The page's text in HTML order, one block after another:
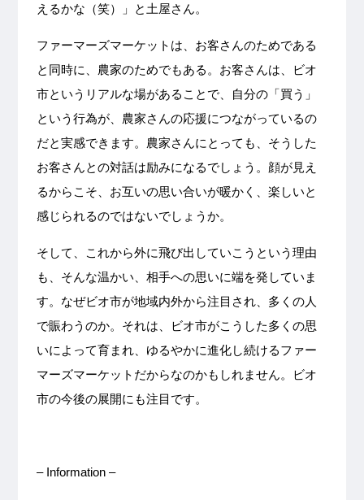
えるかな（笑）」と土屋さん。
ファーマーズマーケットは、お客さんのためである
と同時に、農家のためでもある。お客さんは、ビオ
市というリアルな場があることで、自分の「買う」
という行為が、農家さんの応援につながっているの
だと実感できます。農家さんにとっても、そうした
お客さんとの対話は励みになるでしょう。顔が見え
るからこそ、お互いの思い合いが暖かく、楽しいと
感じられるのではないでしょうか。
そして、これから外に飛び出していこうという理由
も、そんな温かい、相手への思いに端を発していま
す。なぜビオ市が地域内外から注目され、多くの人
で賑わうのか。それは、ビオ市がこうした多くの思
いによって育まれ、ゆるやかに進化し続けるファー
マーズマーケットだからなのかもしれません。ビオ
市の今後の展開にも注目です。
– Information –